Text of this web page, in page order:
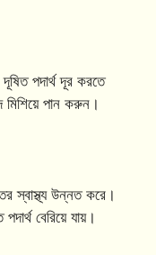
পদার্থ দূর করতে
পান করুন।
স্বাস্থ্য উন্নত করে।
বেরিয়ে যায়।